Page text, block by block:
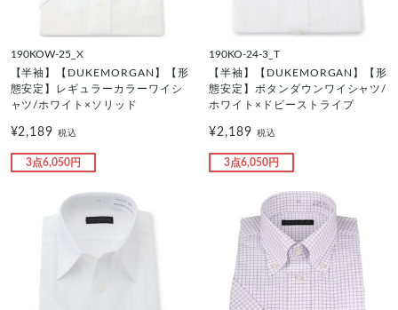
190KOW-25_X
【半袖】【DUKEMORGAN】【形
態安定】レギュラーカラーワイシ
ャツ/ホワイト×ソリッド
¥2,189税込
3点6,050円
190KO-24-3_T
【半袖】【DUKEMORGAN】【形
態安定】ボタンダウンワイシャツ/
ホワイト×ドビーストライプ
¥2,189 税込
3点6,050円